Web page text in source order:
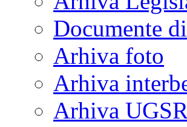
Documente
Arhiva foto
Arhiva
Arhiva